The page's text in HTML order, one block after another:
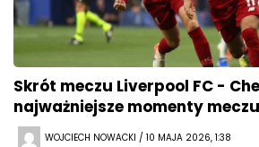
Skrót meczu Liverpool FC -
najważniejsze momenty
WOJCIECH NOWACKI / 10 MAJA 2026, 1:38